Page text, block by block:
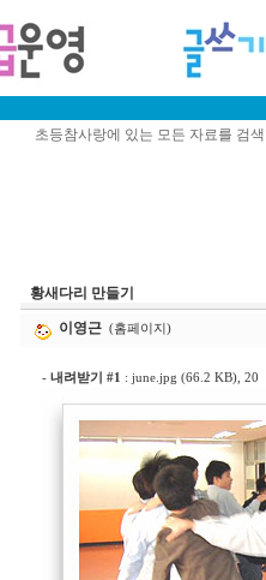
초등참사랑에 있는 모든 자료를 검
황새다리 만들기
이영근 (홈페이지)
- 내려받기 #1 : june.jpg (66.2 KB) , 20